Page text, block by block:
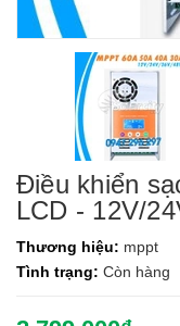
Điều khiển
LCD - 12V/
Thương hiệu: mppt
Tình trạng: Còn hàng